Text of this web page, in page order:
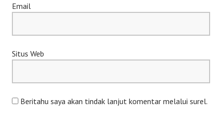
Email
Situs Web
Beritahu saya akan tindak lanjut komentar melalui surel.